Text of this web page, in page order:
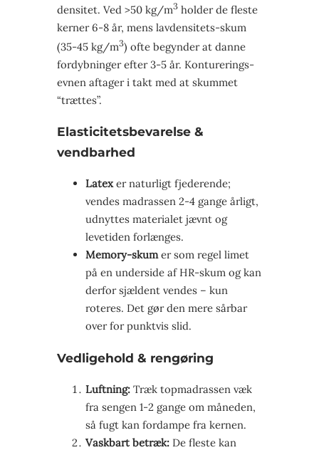
densitet. Ved >50 kg/m3 holder de fleste
kerner 6-8 år, mens lavdensitets-skum
(35-45 kg/m3) ofte begynder at danne
fordybninger efter 3-5 år. Konturerings­
evnen aftager i takt med at skummet
“trættes”.
Elasticitetsbevarelse &
vendbarhed
Latexer naturligt fjederende;
vendes madrassen 2-4 gange årligt,
udnyttes materialet jævnt og
levetiden forlænges.
Memory-skumer som regel limet
på en underside af HR-skum og kan
derfor sjældent vendes – kun
roteres. Det gør den mere sårbar
over for punktvis slid.
Vedligehold & rengøring
Luftning: Træk topmadrassen væk
fra sengen 1-2 gange om måneden,
så fugt kan fordampe fra kernen.
Vaskbart betræk: De fleste kan